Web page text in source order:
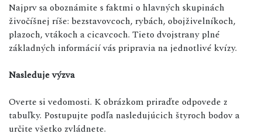
Najprv sa oboznámite s faktmi o hlavných skupinách
živočíšnej ríše: bezstavovcoch, rybách, obojživelníkoch,
plazoch, vtákoch a cicavcoch. Tieto dvojstrany plné
základných informácií vás pripravia na jednotlivé kvízy.
Nasleduje výzva
Overte si vedomosti. K obrázkom priraďte odpovede z
tabuľky. Postupujte podľa nasledujúcich štyroch bodov a
určite všetko zvládnete.